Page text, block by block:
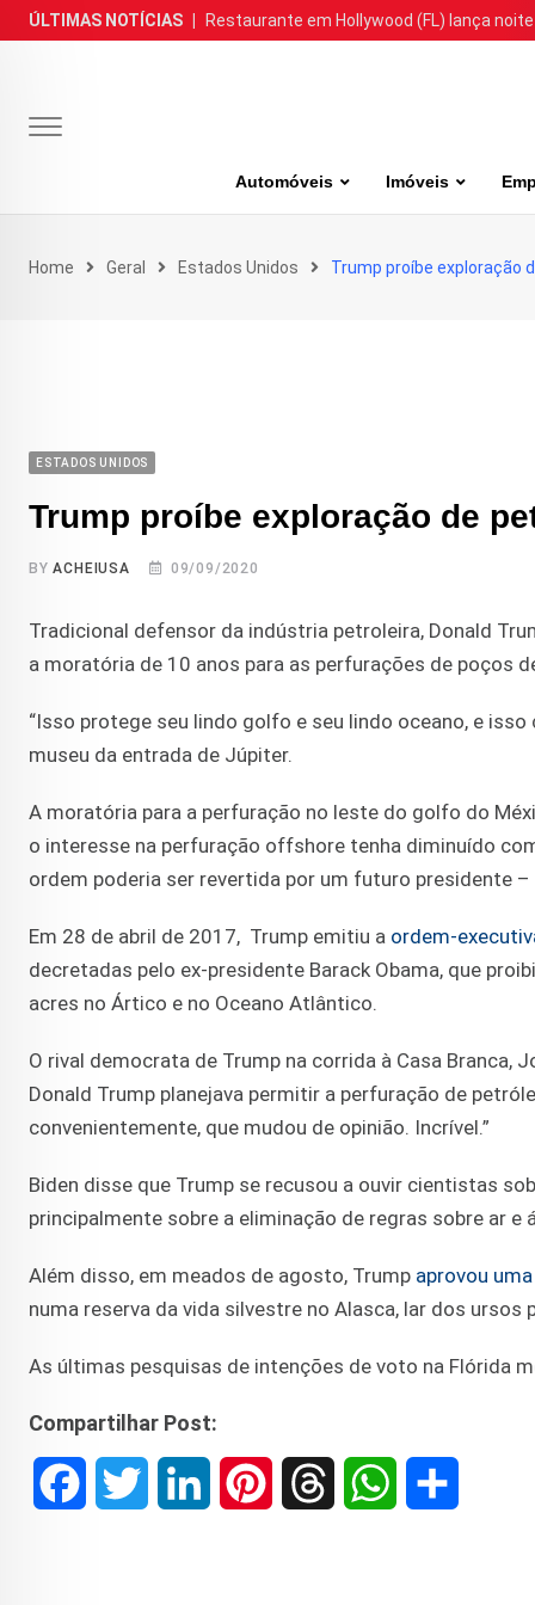
Skip
to
ÚLTIMAS NOTÍCIAS Restaurante em Hollywood (FL) lança
Automóveis Imóveis
Home Geral Estados Unidos Trump proíbe exploração
ESTADOS UNIDOS
Trump proíbe exploração de
BYACHEIUSA 09/09/2020
Tradicional defensor da indústria petroleira, Donald
a moratória de 10 anos para as perfurações de poços
“Isso protege seu lindo golfo e seu lindo oceano, e
museu da entrada de Júpiter.
A moratória para a perfuração no leste do golfo do
o interesse na perfuração offshore tenha diminuído
ordem poderia ser revertida por um futuro presidente
Em 28 de abril de 2017, Trump emitiu a ordem-
decretadas pelo ex-presidente Barack Obama, que
acres no Ártico e no Oceano Atlântico.
O rival democrata de Trump na corrida à Casa Branca,
Donald Trump planejava permitir a perfuração de
convenientemente, que mudou de opinião. Incrível.”
Biden disse que Trump se recusou a ouvir cientistas
principalmente sobre a eliminação de regras sobre ar
Além disso, em meados de agosto, Trump aprovou
numa reserva da vida silvestre no Alasca, lar dos ursos
As últimas pesquisas de intenções de voto na Flórida
Compartilhar Post: